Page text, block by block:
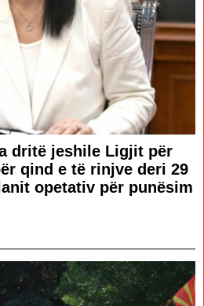
dritë jeshile Ligjit për
qind e të rinjve deri 29
opetativ për punësim